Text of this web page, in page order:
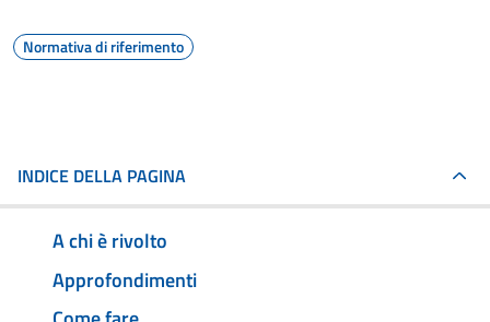
Normativa di riferimento
INDICE DELLA PAGINA
A chi è rivolto
Approfondimenti